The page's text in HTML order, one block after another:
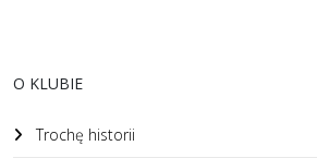
O KLUBIE
Trochę historii